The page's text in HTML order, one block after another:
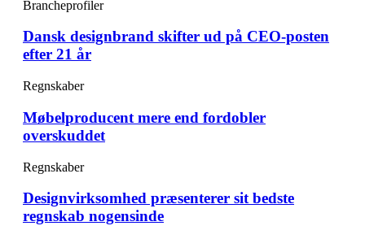
Brancheprofiler
Dansk designbrand skifter ud på CEO-posten
efter 21 år
Regnskaber
Møbelproducent mere end fordobler
overskuddet
Regnskaber
Designvirksomhed præsenterer sit bedste
regnskab nogensinde